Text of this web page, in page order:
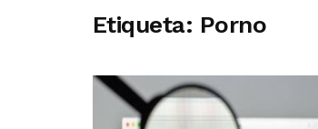
Etiqueta: Porno